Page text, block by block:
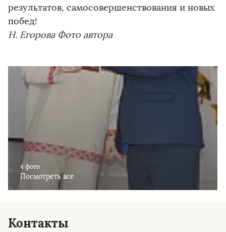
результатов, самосовершенствования и новых
побед!
Н. Егорова Фото автора
4 фото
Посмотреть все
Контакты